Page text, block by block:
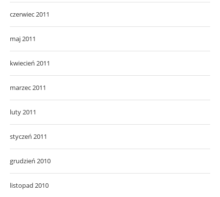
czerwiec 2011
maj 2011
kwiecień 2011
marzec 2011
luty 2011
styczeń 2011
grudzień 2010
listopad 2010